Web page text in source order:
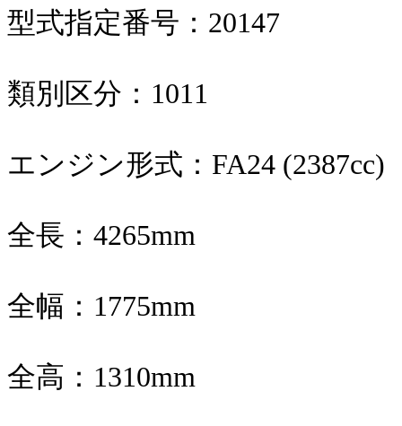
型式指定番号：20147
類別区分：1011
エンジン形式：FA24 (2387cc)
全長：4265mm
全幅：1775mm
全高：1310mm